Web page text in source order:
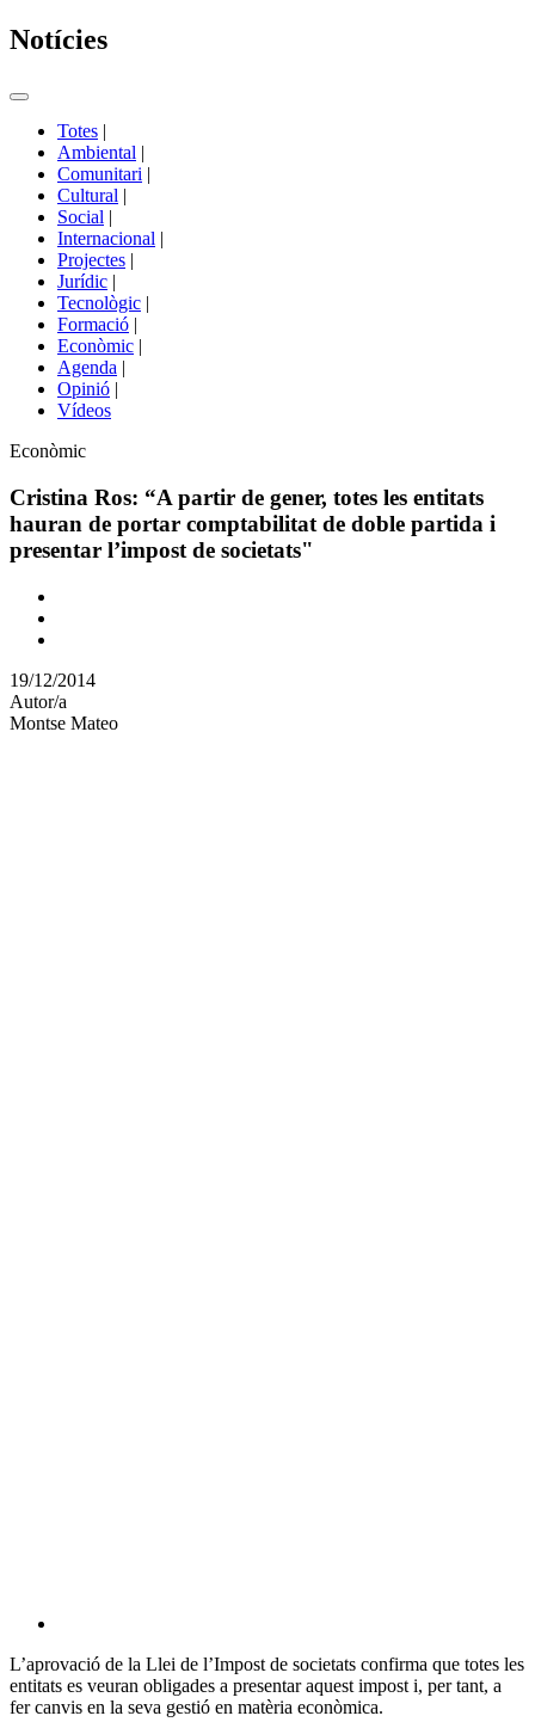
Notícies
Commutador
portals
Totes |
Ambiental |
Comunitari |
Cultural |
Social |
Internacional |
Projectes |
Jurídic |
Tecnològic |
Formació |
Econòmic |
Agenda |
Opinió |
Vídeos
Àmbit
la
notícia
Econòmic
Cristina Ros: “A partir de gener, totes les entitats
hauran de portar comptabilitat de doble partida i
presentar l’impost de societats"
Comparteix
altres
xarxes
socials
19/12/2014
Autor/a
Montse Mateo
L’aprovació de la Llei de l’Impost de societats confirma que totes les
entitats es veuran obligades a presentar aquest impost i, per tant, a
fer canvis en la seva gestió en matèria econòmica.